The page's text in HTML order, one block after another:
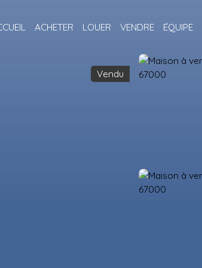
ACHETER LOUER VENDRE ÉQUIPE
Vendu